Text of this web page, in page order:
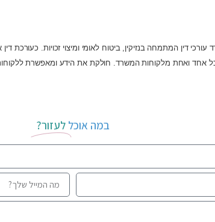
דין המתמחה בנזיקין, ביטוח לאומי ומיצוי זכויות.
אחד ואחת מלקוחות המשרד. חולקת את הידע ומאפשרת ללקוחות
במה אוכל לעזור?